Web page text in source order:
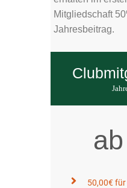
Mitgliedschaft
Jahresbeitrag.
50,00€